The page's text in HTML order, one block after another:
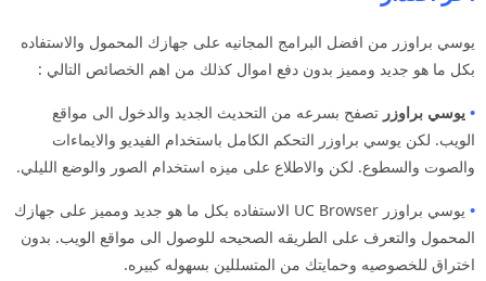
يوسي براوزر من افضل البرامج المجانيه على جهازك المحمول والاستفاده
بكل ما هو جديد ومميز بدون دفع اموال كذلك من اهم الخصائص التالي :
• يوسي براوزر تصفح بسرعه من التحديث الجديد والدخول الى مواقع
الويب. لكن يوسي براوزر التحكم الكامل باستخدام الفيديو والايماءات
والصوت والسطوع. لكن والاطلاع على ميزه استخدام الصور والوضع الليلي.
•
يوسي براوزر UC Browser الاستفاده بكل ما هو جديد ومميز على جهازك
المحمول والتعرف على الطريقه الصحيحه للوصول الى مواقع الويب. بدون
اختراق للخصوصيه وحمايتك من المتسللين بسهوله كبيره.